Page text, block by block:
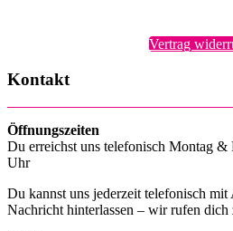
Vertrag
Kontakt
Öffnungszeiten
Du erreichst uns telefonisch Montag
Uhr
Du kannst uns jederzeit telefonisch
Nachricht hinterlassen – wir rufen dich